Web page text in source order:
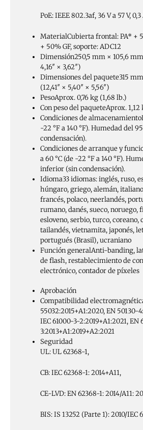
PoE: IEEE 802.3af, 36 V a 57 V,
MaterialCubierta frontal: PA* +
+ 50% GF, soporte: ADC12
Dimensión250,5 mm × 105,6
4,16″ × 3,62″)
Dimensiones del paquete315
(12,41″ × 5,40″ × 5,56″)
PesoAprox. 0,76 kg (1,68 lb.)
Con peso del paqueteAprox. 1,12
Condiciones de almacenamiento
-22 °F a 140 °F). Humedad del
condensación).
Condiciones de arranque y
a 60 °C (de -22 °F a 140 °F).
inferior (sin condensación).
Idioma33 idiomas: inglés, ruso,
húngaro, griego, alemán,
francés, polaco, neerlandés,
rumano, danés, sueco, noruego,
esloveno, serbio, turco,
tailandés, vietnamita, japonés,
portugués (Brasil), ucraniano
Función generalAnti-banding,
de flash, restablecimiento de
electrónico, contador de píxeles
Aprobación
Compatibilidad
55032:2015+A1:2020, EN 50130-
IEC 61000-3-2:2019+A1:2021, EN
3:2013+A1:2019+A2:2021
Seguridad
UL: UL 62368-1,
CB: IEC 62368-1: 2014+A11,
CE-LVD: EN 62368-1: 2014/A11:
BIS: IS 13252 (Parte 1): 2010/IEC